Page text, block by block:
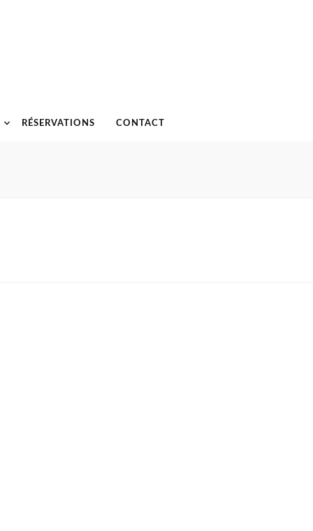
RÉSERVATIONS CONTACT